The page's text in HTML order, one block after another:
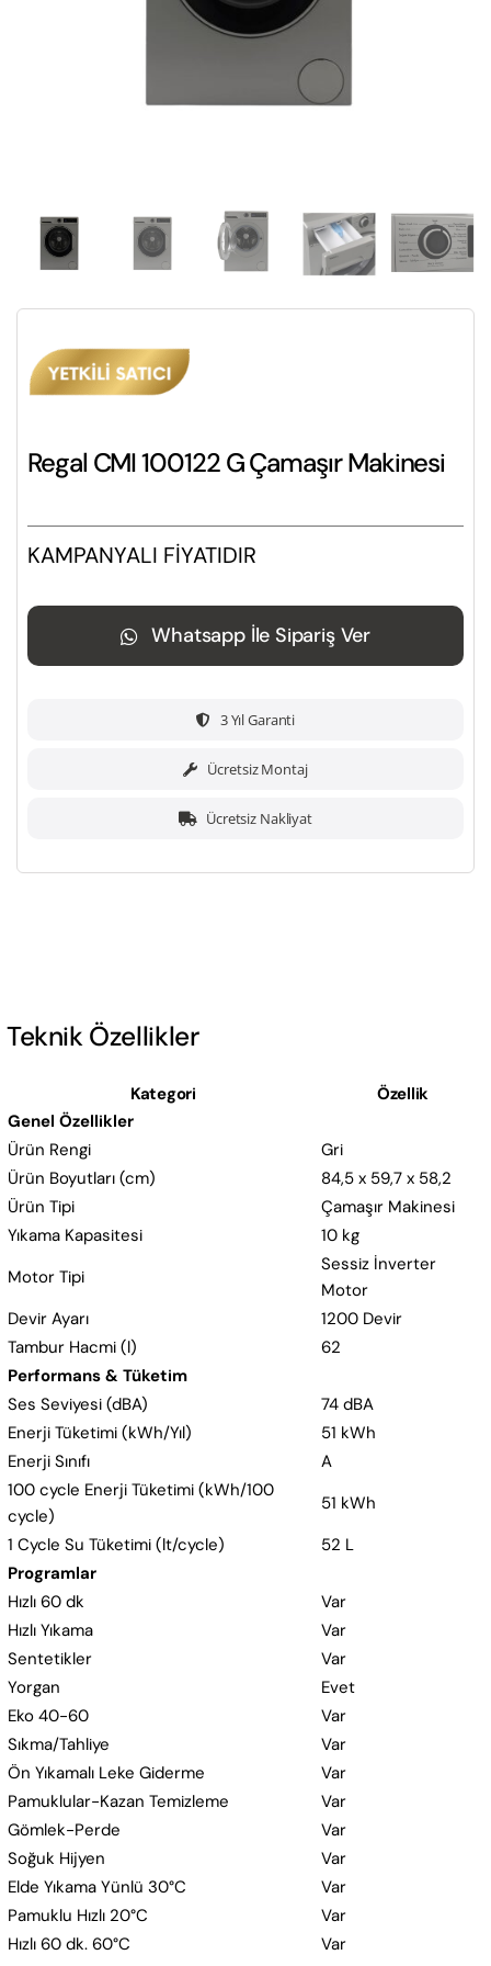
Regal CMI 100122 G Çamaşır Makinesi
KAMPANYALI FİYATIDIR
Whatsapp İle Sipariş Ver
3 Yıl Garanti
Ücretsiz Montaj
Ücretsiz Nakliyat
Teknik Özellikler
Kategori
Özellik
Genel Özellikler
Ürün Rengi
Gri
Ürün Boyutları (cm)
84,5 x 59,7 x 58,2
Ürün Tipi
Çamaşır Makinesi
Yıkama Kapasitesi
10 kg
Motor Tipi
Sessiz İnverter
Motor
Devir Ayarı
1200 Devir
Tambur Hacmi (l)
62
Performans & Tüketim
Ses Seviyesi (dBA)
74 dBA
Enerji Tüketimi (kWh/Yıl)
51 kWh
Enerji Sınıfı
A
100 cycle Enerji Tüketimi (kWh/100
cycle)
51 kWh
1 Cycle Su Tüketimi (lt/cycle)
52 L
Programlar
Hızlı 60 dk
Var
Hızlı Yıkama
Var
Sentetikler
Var
Yorgan
Evet
Eko 40-60
Var
Sıkma/Tahliye
Var
Ön Yıkamalı Leke Giderme
Var
Pamuklular-Kazan Temizleme
Var
Gömlek-Perde
Var
Soğuk Hijyen
Var
Elde Yıkama Yünlü 30°C
Var
Pamuklu Hızlı 20°C
Var
Hızlı 60 dk. 60°C
Var